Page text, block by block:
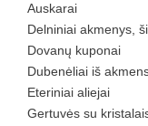
Auskarai
Delniniai akmenys,
Dovanų kuponai
Dubenėliai iš
Eteriniai aliejai
Gertuvės su